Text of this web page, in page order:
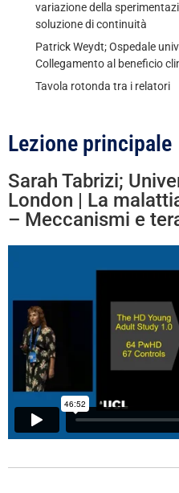
variazione della
soluzione di continuità
Patrick Weydt; Ospedale
Collegamento al beneficio
Tavola rotonda tra i relatori
Lezione principale
Sarah Tabrizi;
London | La
– Meccanismi e